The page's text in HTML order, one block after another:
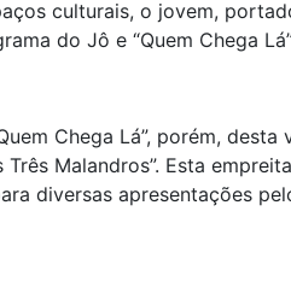
culturais, o jovem,
do Jô e “Quem Chega
Chega Lá”, porém,
Malandros”. Esta
diversas apresentações